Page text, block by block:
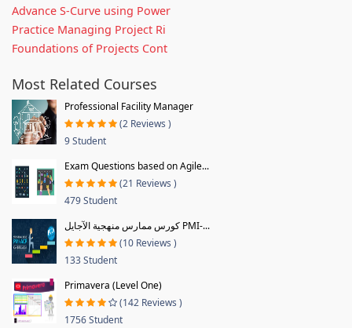
Advance S-Curve using Power
Practice Managing Project Ri
Foundations of Projects Cont
Most Related Courses
Professional Facility Manager
(2 Reviews )
9 Student
Exam Questions based on Agile...
(21 Reviews )
479 Student
كورس ممارس منهجية الآجايل PMI-...
(10 Reviews )
133 Student
Primavera (Level One)
(142 Reviews )
1756 Student